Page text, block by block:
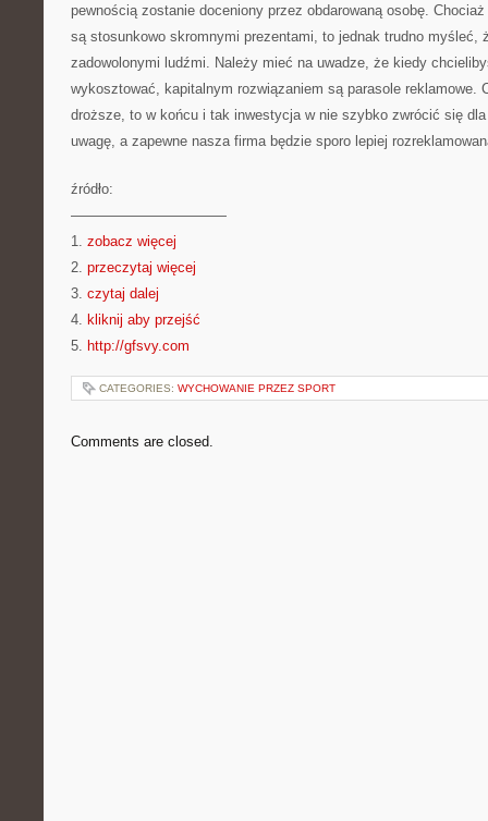
pewnością zostanie doceniony przez obdarowaną osobę.
są stosunkowo skromnymi prezentami, to jednak trudno myśleć,
zadowolonymi ludźmi. Należy mieć na uwadze, że kiedy
wykosztować, kapitalnym rozwiązaniem są parasole reklamowe.
droższe, to w końcu i tak inwestycja w nie szybko zwrócić się
uwagę, a zapewne nasza firma będzie sporo lepiej
źródło:
———————————
1. zobacz więcej
2. przeczytaj więcej
3. czytaj dalej
4. kliknij aby przejść
5. http://gfsvy.com
CATEGORIES: WYCHOWANIE PRZEZ SPORT
Comments are closed.